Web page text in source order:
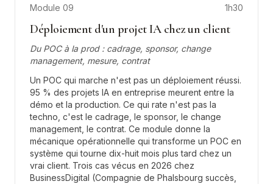
Module 09 1h30
Déploiement d'un projet IA chez un client
Du POC à la prod : cadrage, sponsor, change
management, mesure, contrat
Un POC qui marche n'est pas un déploiement réussi.
95 % des projets IA en entreprise meurent entre la
démo et la production. Ce qui rate n'est pas la
techno, c'est le cadrage, le sponsor, le change
management, le contrat. Ce module donne la
mécanique opérationnelle qui transforme un POC en
système qui tourne dix-huit mois plus tard chez un
vrai client. Trois cas vécus en 2026 chez
BusinessDigital (Compagnie de Phalsbourg succès,